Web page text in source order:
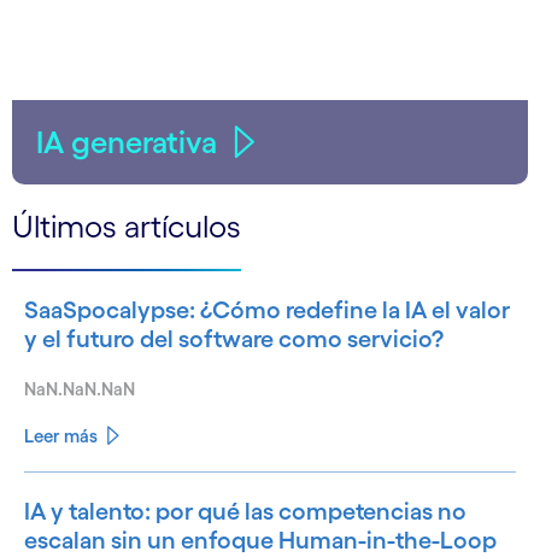
IA generativa
Últimos artículos
SaaSpocalypse: ¿Cómo redefine la IA el valor
y el futuro del software como servicio?
NaN.NaN.NaN
Leer más
IA y talento: por qué las competencias no
escalan sin un enfoque Human-in-the-Loop